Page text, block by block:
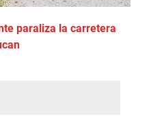
paraliza la carretera